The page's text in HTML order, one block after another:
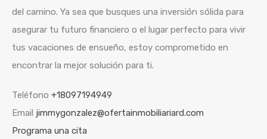
del camino. Ya sea que busques una inversión sólida para
asegurar tu futuro financiero o el lugar perfecto para vivir
tus vacaciones de ensueño, estoy comprometido en
encontrar la mejor solución para ti.
Teléfono +18097194949
Email jimmygonzalez@ofertainmobiliariard.com
Programa una cita